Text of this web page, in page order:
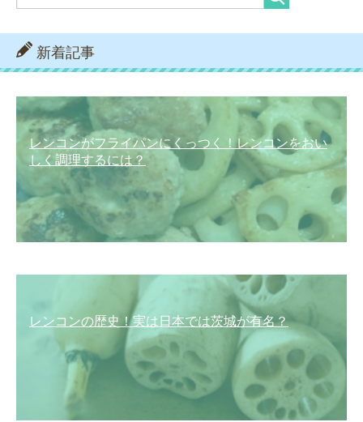
新着記事
レンコンがフライパンにくっつく！レンコンをおい
しく調理するには？
レンコンの歴史！実は日本では茨城が有名？